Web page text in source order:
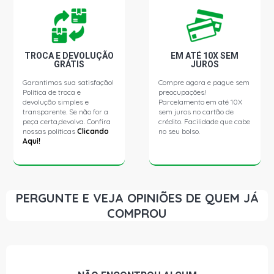
TROCA E DEVOLUÇÃO
GRÁTIS
Garantimos sua satisfação!
Política de troca e
devolução simples e
transparente. Se não for a
peça certa,devolva. Confira
nossas políticasClicando
Aqui!
EM ATÉ 10X SEM
JUROS
Compre agora e pague sem
preocupações!
Parcelamento em até 10X
sem juros no cartão de
crédito. Facilidade que cabe
no seu bolso.
PERGUNTE E VEJA OPINIÕES DE QUEM JÁ
COMPROU